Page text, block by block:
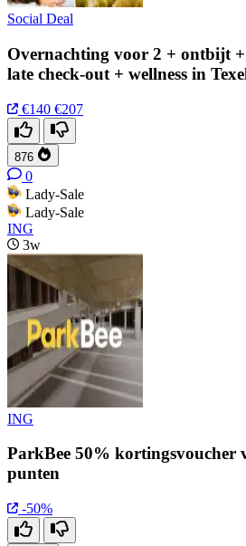
Social Deal
Overnachting voor 2 + ontbijt
late check-out + wellness in
€140 €207
876
0
Lady-Sale
Lady-Sale
ING
3w
ING
ParkBee 50% kortingsvoucher
punten
-50%